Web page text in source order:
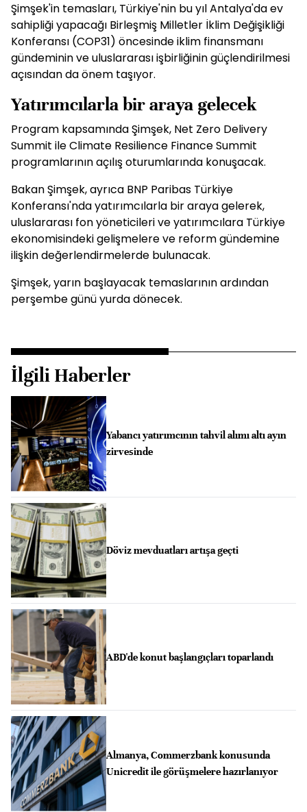
Şimşek'in temasları, Türkiye'nin bu yıl Antalya'da ev
sahipliği yapacağı Birleşmiş Milletler İklim Değişikliği
Konferansı (COP31) öncesinde iklim finansmanı
gündeminin ve uluslararası işbirliğinin güçlendirilmesi
açısından da önem taşıyor.
Yatırımcılarla bir araya gelecek
Program kapsamında Şimşek, Net Zero Delivery
Summit ile Climate Resilience Finance Summit
programlarının açılış oturumlarında konuşacak.
Bakan Şimşek, ayrıca BNP Paribas Türkiye
Konferansı'nda yatırımcılarla bir araya gelerek,
uluslararası fon yöneticileri ve yatırımcılara Türkiye
ekonomisindeki gelişmelere ve reform gündemine
ilişkin değerlendirmelerde bulunacak.
Şimşek, yarın başlayacak temaslarının ardından
perşembe günü yurda dönecek.
İlgili Haberler
Yabancı yatırımcının tahvil alımı altı ayın
zirvesinde
Döviz mevduatları artışa geçti
ABD'de konut başlangıçları toparlandı
Almanya, Commerzbank konusunda
Unicredit ile görüşmelere hazırlanıyor